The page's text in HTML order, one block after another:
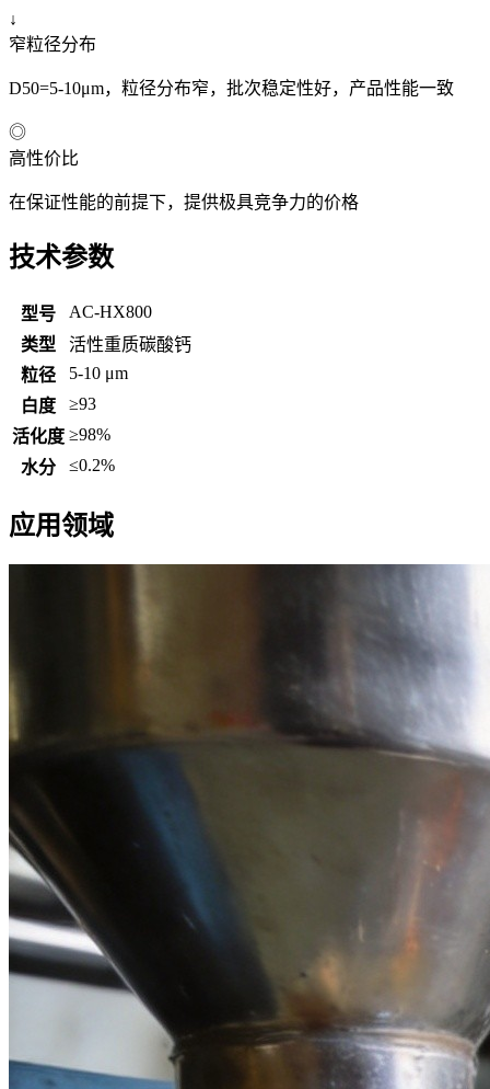
↓
窄粒径分布
D50=5-10μm，粒径分布窄，批次稳定性好，产品性能一致
◎
高性价比
在保证性能的前提下，提供极具竞争力的价格
技术参数
型号
AC-HX800
类型
活性重质碳酸钙
粒径
5-10 μm
白度
≥93
活化度 ≥98%
水分
≤0.2%
应用领域